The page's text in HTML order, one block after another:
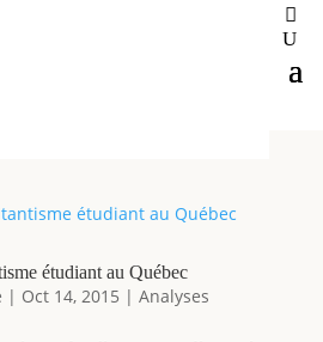
étudiant au Québec
| Oct 14, 2015 | Analyses